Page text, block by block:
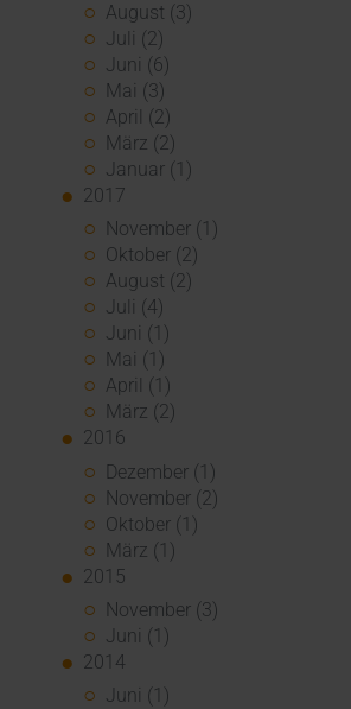
August (3)
Juli (2)
Juni (6)
Mai (3)
April (2)
März (2)
Januar (1)
2017
November (1)
Oktober (2)
August (2)
Juli (4)
Juni (1)
Mai (1)
April (1)
März (2)
2016
Dezember (1)
November (2)
Oktober (1)
März (1)
2015
November (3)
Juni (1)
2014
Juni (1)